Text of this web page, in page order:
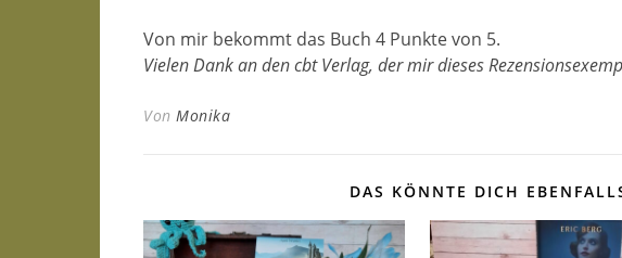
Von mir bekommt das Buch 4 Punkte von 5.
Vielen Dank an den cbt Verlag, der mir dieses
Von Monika
DAS KÖNNTE DICH